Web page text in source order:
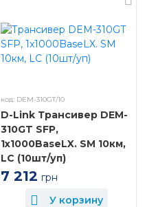
код: DEM-310GT/10
D-Link Трансивер DEM-
310GT SFP,
1x1000BaseLX. SM 10км,
LC (10шт/уп)
7 212 грн
У корзину